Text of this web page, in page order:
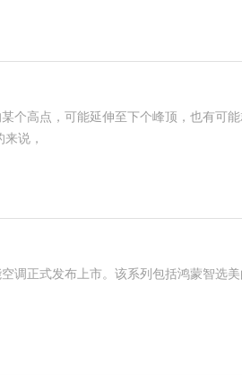
高点，可能延伸至下个峰顶，也有可能
说，
正式发布上市。该系列包括鸿蒙智选美